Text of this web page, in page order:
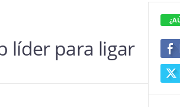
líder para ligar